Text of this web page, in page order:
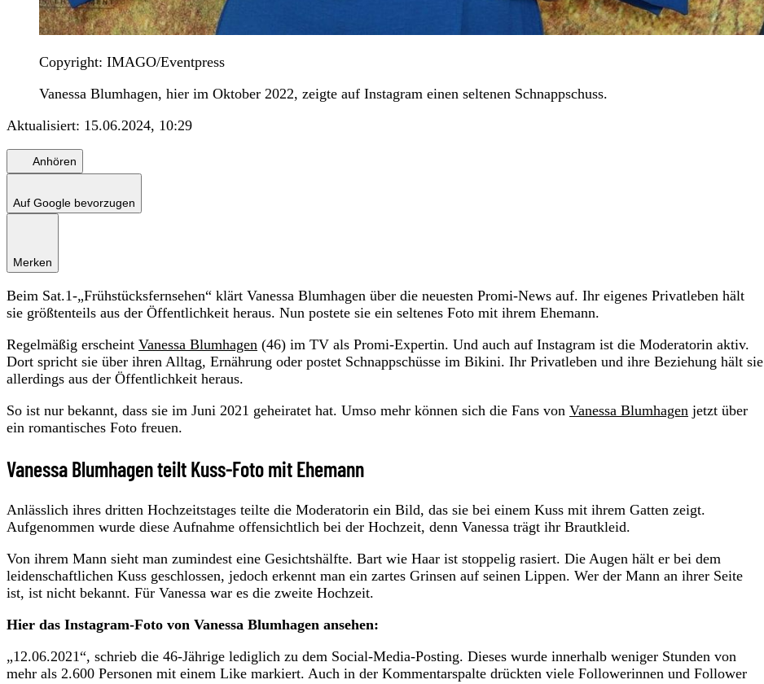
Copyright: IMAGO/Eventpress
Vanessa Blumhagen, hier im Oktober 2022, zeigte auf Instagram einen seltenen Schnappschuss.
Aktualisiert: 15.06.2024, 10:29
Anhören
Auf Google bevorzugen
Merken
Beim Sat.1-„Frühstücksfernsehen“ klärt Vanessa Blumhagen über die neuesten Promi-News auf. Ihr eigenes Privatleben hält
sie größtenteils aus der Öffentlichkeit heraus. Nun postete sie ein seltenes Foto mit ihrem Ehemann.
Regelmäßig erscheint Vanessa Blumhagen (46) im TV als Promi-Expertin. Und auch auf Instagram ist die Moderatorin aktiv.
Dort spricht sie über ihren Alltag, Ernährung oder postet Schnappschüsse im Bikini. Ihr Privatleben und ihre Beziehung hält sie
allerdings aus der Öffentlichkeit heraus.
So ist nur bekannt, dass sie im Juni 2021 geheiratet hat. Umso mehr können sich die Fans von Vanessa Blumhagen jetzt über
ein romantisches Foto freuen.
Vanessa Blumhagen teilt Kuss-Foto mit Ehemann
Anlässlich ihres dritten Hochzeitstages teilte die Moderatorin ein Bild, das sie bei einem Kuss mit ihrem Gatten zeigt.
Aufgenommen wurde diese Aufnahme offensichtlich bei der Hochzeit, denn Vanessa trägt ihr Brautkleid.
Von ihrem Mann sieht man zumindest eine Gesichtshälfte. Bart wie Haar ist stoppelig rasiert. Die Augen hält er bei dem
leidenschaftlichen Kuss geschlossen, jedoch erkennt man ein zartes Grinsen auf seinen Lippen. Wer der Mann an ihrer Seite
ist, ist nicht bekannt. Für Vanessa war es die zweite Hochzeit.
Hier das Instagram-Foto von Vanessa Blumhagen ansehen:
„12.06.2021“, schrieb die 46-Jährige lediglich zu dem Social-Media-Posting. Dieses wurde innerhalb weniger Stunden von
mehr als 2.600 Personen mit einem Like markiert. Auch in der Kommentarspalte drückten viele Followerinnen und Follower